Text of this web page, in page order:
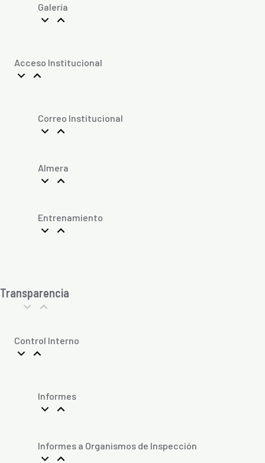
Galería
Acceso Institucional
Correo Institucional
Almera
Entrenamiento
Transparencia
Control Interno
Informes
Informes a Organismos de Inspección